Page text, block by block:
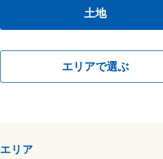
土地
エリアで選ぶ
エリア